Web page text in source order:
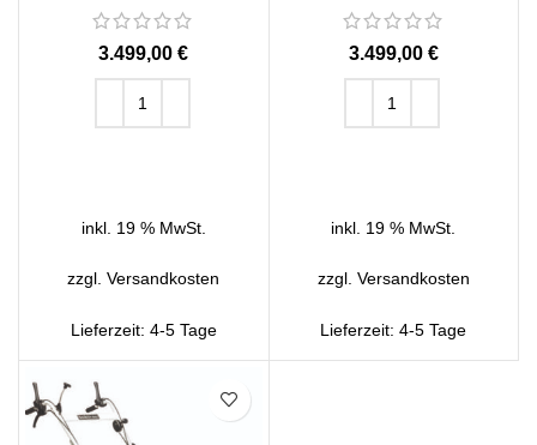
€
inkl. 19 % MwSt.
zzgl.Versandkosten
Lieferzeit: 4-5 Tage
€
inkl. 19 % MwSt.
zzgl. Versandkosten
Lieferzeit:4-5 Tage